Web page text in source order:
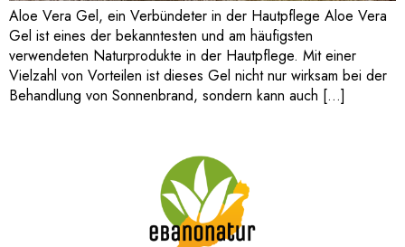
Aloe Vera Gel, ein Verbündeter in der Hautpflege Aloe Vera
Gel ist eines der bekanntesten und am häufigsten
verwendeten Naturprodukte in der Hautpflege. Mit einer
Vielzahl von Vorteilen ist dieses Gel nicht nur wirksam bei der
Behandlung von Sonnenbrand, sondern kann auch […]